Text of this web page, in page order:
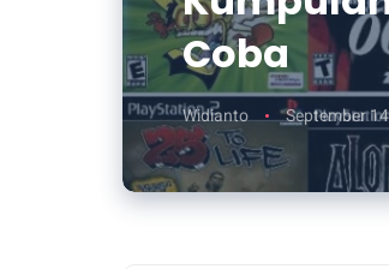
Coba
Widianto September